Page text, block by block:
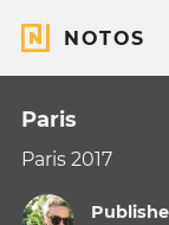
NOTOS
Paris
Paris 2017